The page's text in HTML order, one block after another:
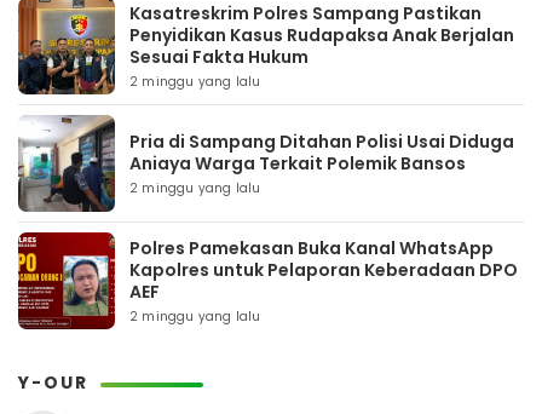
Kasatreskrim Polres Sampang Pastikan
Penyidikan Kasus Rudapaksa Anak Berjalan
Sesuai Fakta Hukum
2 minggu yang lalu
Pria di Sampang Ditahan Polisi Usai Diduga
Aniaya Warga Terkait Polemik Bansos
2 minggu yang lalu
Polres Pamekasan Buka Kanal WhatsApp
Kapolres untuk Pelaporan Keberadaan DPO
AEF
2 minggu yang lalu
Y-OUR